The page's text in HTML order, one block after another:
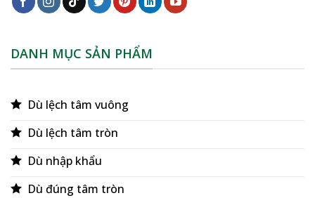
DANH MỤC SẢN PHẨM
Dù lệch tâm vuông
Dù lệch tâm tròn
Dù nhập khẩu
Dù đúng tâm tròn